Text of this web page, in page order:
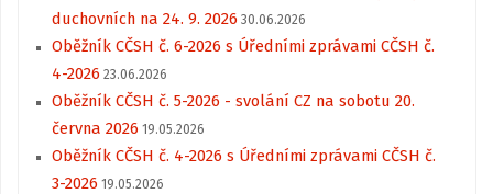
duchovních na 24. 9. 2026 30.06.2026
Oběžník CČSH č. 6-2026 s Úředními zprávami CČSH č.
4-2026 23.06.2026
Oběžník CČSH č. 5-2026 - svolání CZ na sobotu 20.
června 2026 19.05.2026
Oběžník CČSH č. 4-2026 s Úředními zprávami CČSH č.
3-2026 19.05.2026